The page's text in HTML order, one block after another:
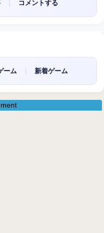
コメントする
ーム 新着ゲーム